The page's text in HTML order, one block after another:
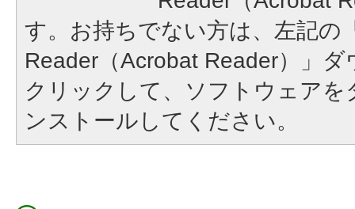
す。お持ちでない方は、左記の
Reader（Acrobat Reader）」
クリックして、ソフトウェア
ンストールしてください。